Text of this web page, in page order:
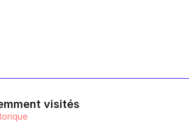
visités